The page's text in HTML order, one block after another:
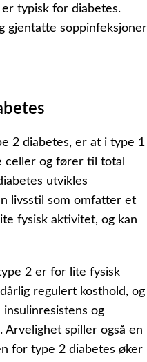
typisk for diabetes.
gjentatte soppinfeksjoner
2 diabetes, er at i type 1
celler og fører til total
utvikles
livsstil som omfatter et
fysisk aktivitet, og kan
2 er for lite fysisk
regulert kosthold, og
og
Arvelighet spiller også en
for type 2 diabetes øker